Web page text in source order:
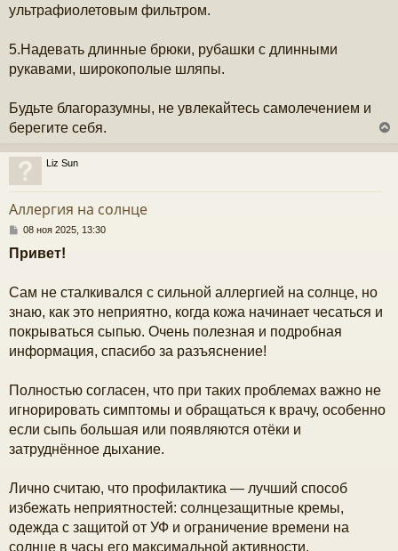
ультрафиолетовым фильтром.
5.Надевать длинные брюки, рубашки с длинными
рукавами, широкополые шляпы.
Будьте благоразумны, не увлекайтесь самолечением и
берегите себя.
р
Liz Sun
Аллергия на солнце
С
о
е
н
е
08 ноя 2025, 13:30
Привет!
Сам не сталкивался с сильной аллергией на солнце, но
знаю, как это неприятно, когда кожа начинает чесаться и
покрываться сыпью. Очень полезная и подробная
информация, спасибо за разъяснение!
Полностью согласен, что при таких проблемах важно не
игнорировать симптомы и обращаться к врачу, особенно
если сыпь большая или появляются отёки и
затруднённое дыхание.
Лично считаю, что профилактика — лучший способ
избежать неприятностей: солнцезащитные кремы,
одежда с защитой от УФ и ограничение времени на
солнце в часы его максимальной активности.